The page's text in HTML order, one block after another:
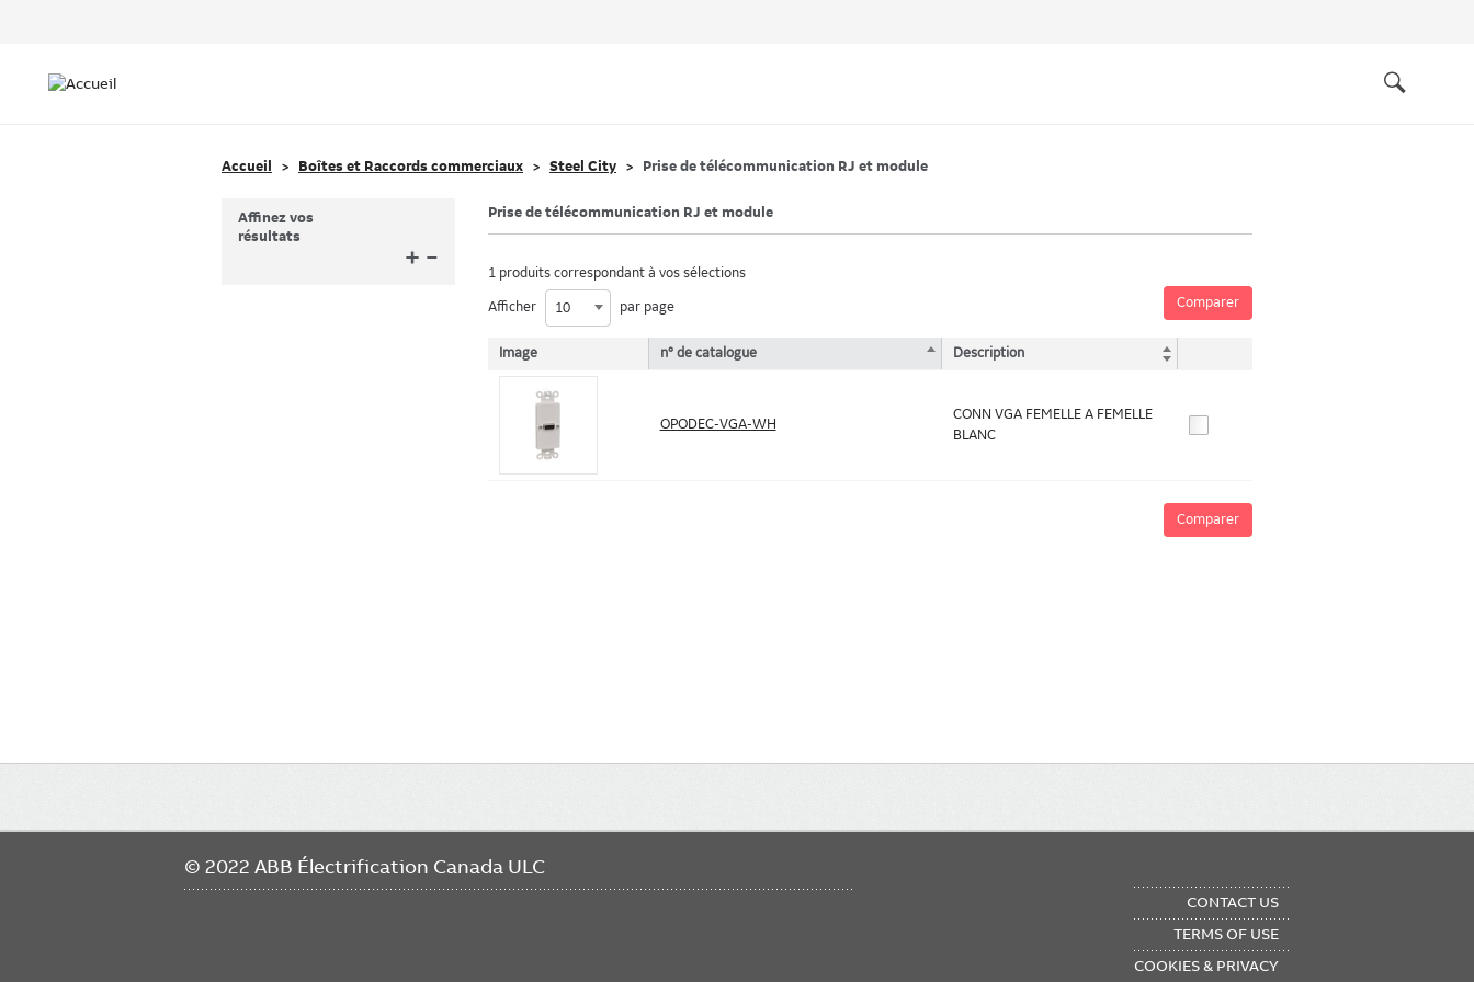
navigation
Accueil Boîtes et Raccords commerciaux Steel City Prise de télécommunication RJ et module
Prise de télécommunication RJ et module
Comparer
1 produits correspondant à vos sélections
Afficher 10 par page
Image n° de catalogue Description
OPODEC-VGA-WH
CONN VGA FEMELLE A FEMELLE
BLANC
Comparer
Affinez vos
résultats
–
+
navigation
© 2022 ABB Électrification Canada ULC
CONTACT US
TERMS OF USE
COOKIES & PRIVACY